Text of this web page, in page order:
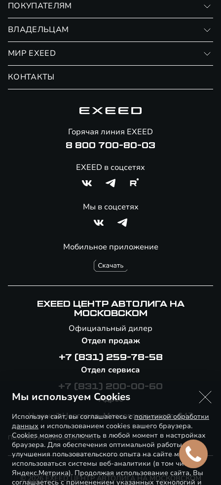
ПОКУПАТЕЛЯМ
Страхование
ВЛАДЕЛЬЦАМ
Сервис
Помощь на дорогах
МИР EXEED
КОНТАКТЫ
Мобильное приложение
Горячая линия EXEED
8 800 700-80-03
EXEED в соцсетях
Мы в соцсетях
EXEED ЦЕНТР АВТОЛИГА НА
МОСКОВСКОМ
Официальный дилер
Отдел продаж
+7 (831) 259-78-58
Отдел сервиса
+7 (831) 200-00-60
Адрес
Нижний Новгород, Московское шоссе, 247
Политика конфиденциальности
© 2026 EXEED ЦЕНТР АВТОЛИГА НА МОСКОВСКОМ
Мы используем Cookies
Используя сайт, вы соглашаетесь сполитикой обработки
данных и использованием cookies вашего браузера.
Cookies можно отключить в любой момент в настройках
браузера. Для обеспечения оптимальной работы и
улучшения пользовательского опыта на сайте могут
использоваться системы веб-аналитики (в том числе
Яндекс.Метрика). Продолжая использование сайта, Вы
соглашаетесь с применением указанных технологий и